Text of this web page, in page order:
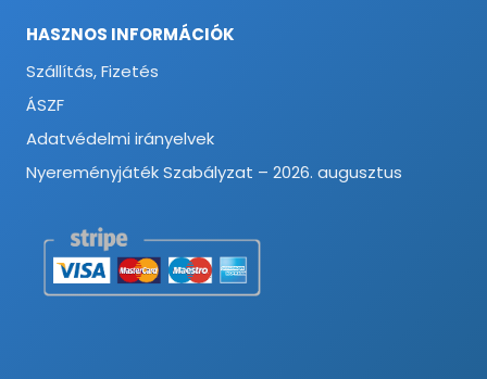
HASZNOS INFORMÁCIÓK
Szállítás, Fizetés
ÁSZF
Adatvédelmi irányelvek
Nyereményjáték Szabályzat – 2026. augusztus